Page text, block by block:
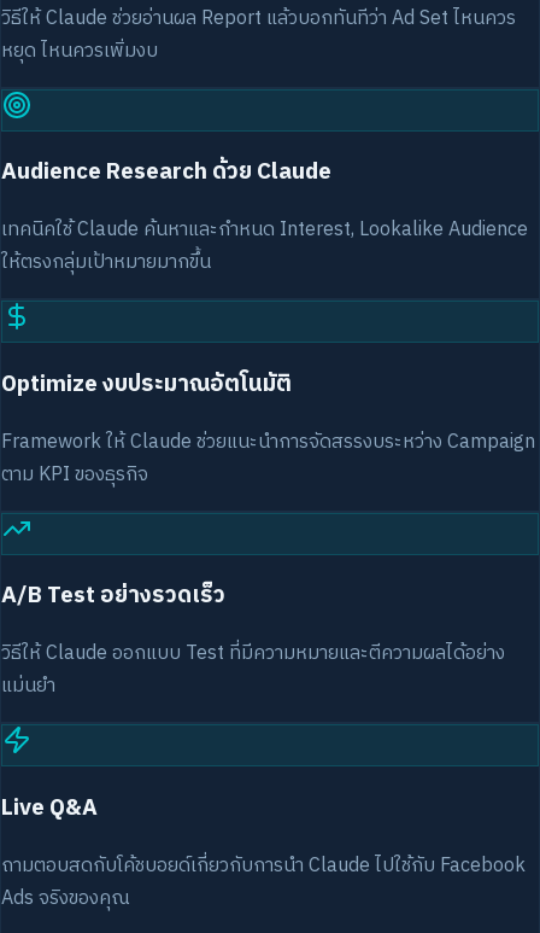
วิธีให้ Claude ช่วยอ่านผล Report แล้วบอกทันทีว่า Ad Set ไหนควร
หยุด ไหนควรเพิ่มงบ
Audience Research ด้วย Claude
เทคนิคใช้ Claude ค้นหาและกำหนด Interest, Lookalike Audience
ให้ตรงกลุ่มเป้าหมายมากขึ้น
Optimize งบประมาณอัตโนมัติ
Framework ให้ Claude ช่วยแนะนำการจัดสรรงบระหว่าง Campaign
ตาม KPI ของธุรกิจ
A/B Test อย่างรวดเร็ว
วิธีให้ Claude ออกแบบ Test ที่มีความหมายและตีความผลได้อย่าง
แม่นยำ
Live Q&A
ถามตอบสดกับโค้ชบอยด์เกี่ยวกับการนำ Claude ไปใช้กับ Facebook
Ads จริงของคุณ